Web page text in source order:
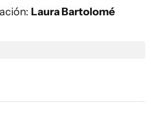
Laura Bartolomé